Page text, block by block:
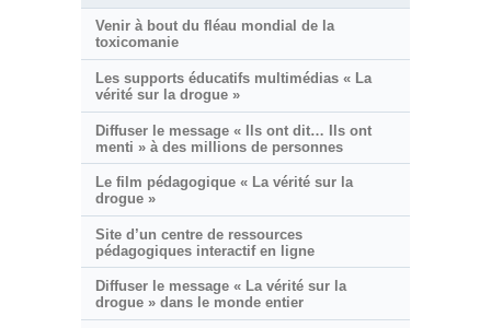
Venir à bout du fléau mondial de la
toxicomanie
Les supports éducatifs multimédias « La
vérité sur la drogue »
Diffuser le message « Ils ont dit… Ils ont
menti » à des millions de personnes
Le film pédagogique « La vérité sur la
drogue »
Site d’un centre de ressources
pédagogiques interactif en ligne
Diffuser le message « La vérité sur la
drogue » dans le monde entier